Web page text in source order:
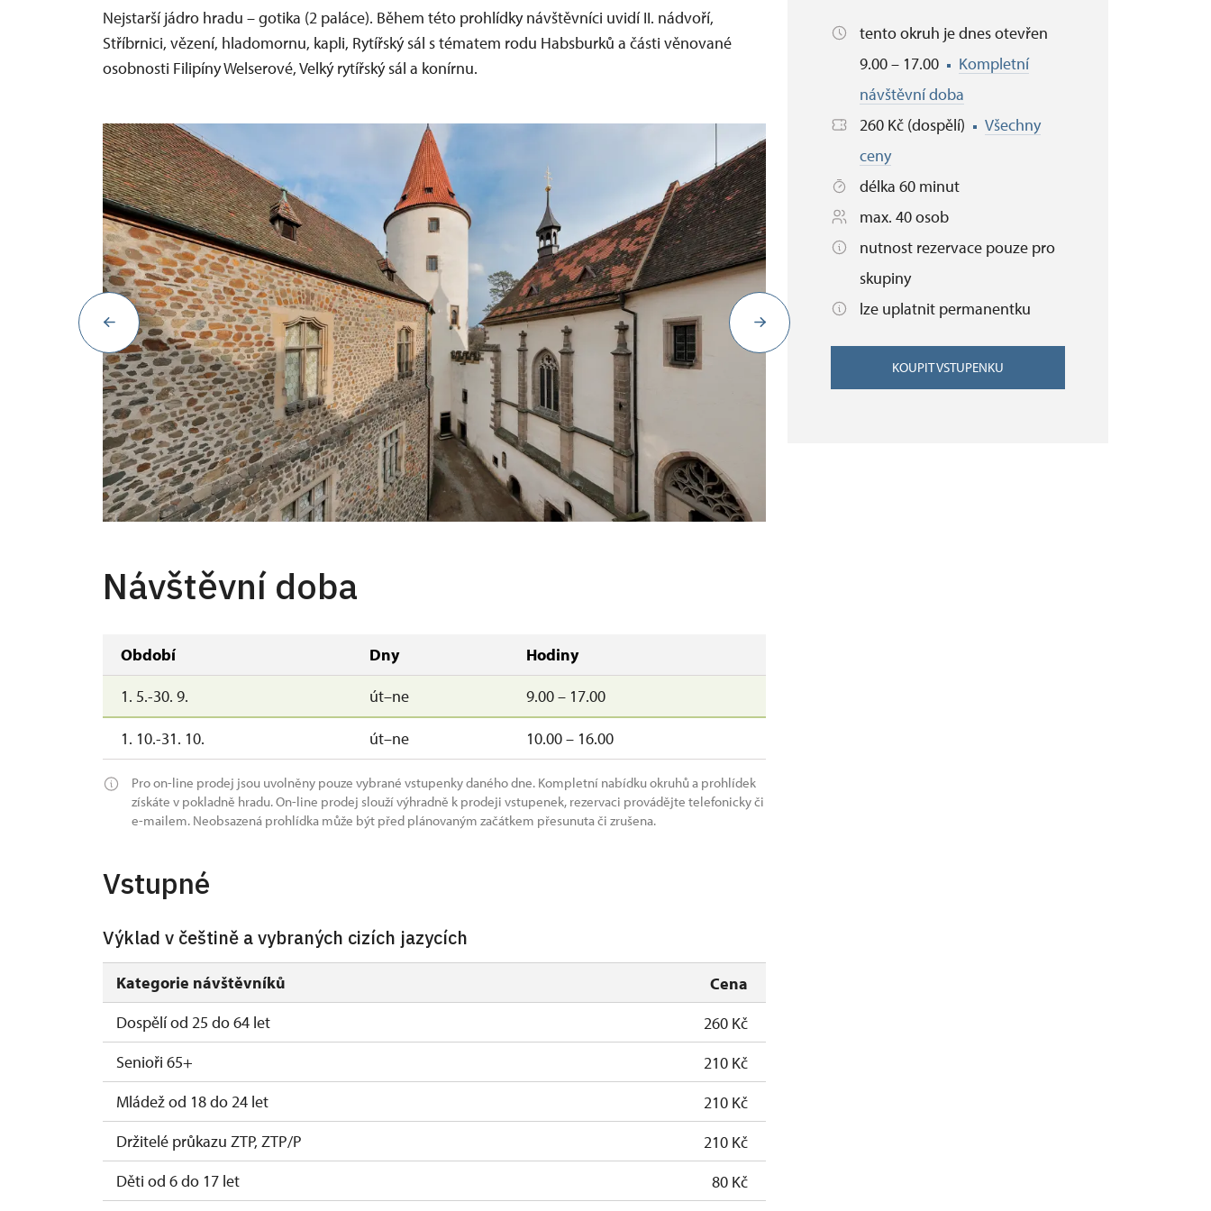
Nejstarší jádro hradu – gotika (2 paláce). Během této prohlídky návštěvníci uvidí II. nádvoří,
Stříbrnici, vězení, hladomornu, kapli, Rytířský sál s tématem rodu Habsburků a části věnované
osobnosti Filipíny Welserové, Velký rytířský sál a konírnu.
Návštěvní doba
Období Dny
Hodiny
1. 5.-30. 9.
út–ne 9.00 – 17.00
1. 10.-31. 10. út–ne 10.00 – 16.00
Pro on-line prodej jsou uvolněny pouze vybrané vstupenky daného dne. Kompletní nabídku okruhů a prohlídek
získáte v pokladně hradu. On-line prodej slouží výhradně k prodeji vstupenek, rezervaci provádějte telefonicky či
e-mailem. Neobsazená prohlídka může být před plánovaným začátkem přesunuta či zrušena.
Vstupné
Výklad v češtině a vybraných cizích jazycích
Kategorie návštěvníků
Cena
Dospělí od 25 do 64 let
260 Kč
Senioři 65+
210 Kč
Mládež od 18 do 24 let
210 Kč
Držitelé průkazu ZTP, ZTP/P
210 Kč
Děti od 6 do 17 let
80 Kč
tento okruh je dnes otevřen
9.00 – 17.00
Kompletní
návštěvní doba
260 Kč (dospělí)
Všechny
ceny
délka 60 minut
max. 40 osob
nutnost rezervace pouze pro
skupiny
lze uplatnit permanentku
KOUPIT VSTUPENKU